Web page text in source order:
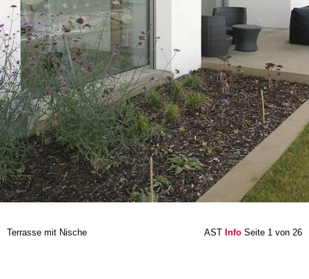
Terrasse mit Nische AST Info Seite 1 von 26